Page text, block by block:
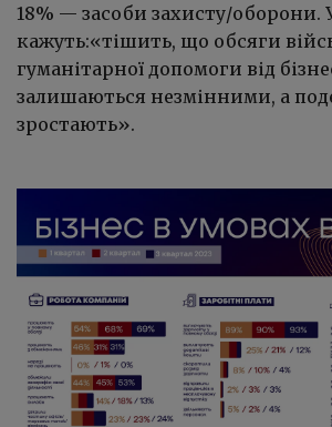
18% — засоби захисту/оборони.
кажуть:«тішить, що обсяги
гуманітарної допомоги від
залишаються незмінними, а
зростають».